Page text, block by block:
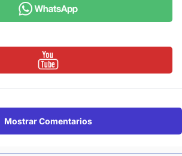
Mostrar Comentarios